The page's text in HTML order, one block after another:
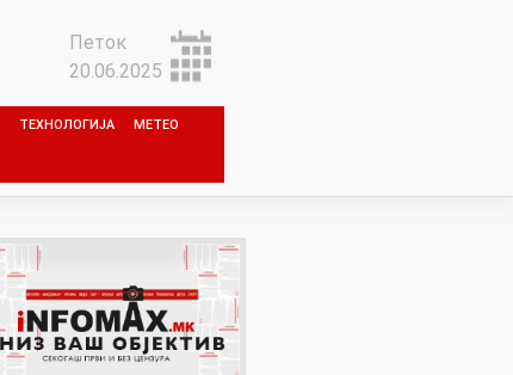
Петок
20.06.2025
ТЕХНОЛОГИЈА МЕТЕО